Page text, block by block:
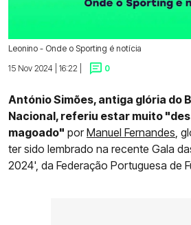
Leonino - Onde o Sporting é notícia
15 Nov 2024 | 16:22 |
0
António Simões, antiga glória do
Nacional, referiu estar muito
magoado" porManuel Fernandes,
ter sido lembrado na recente Gala
2024', da Federação Portuguesa de